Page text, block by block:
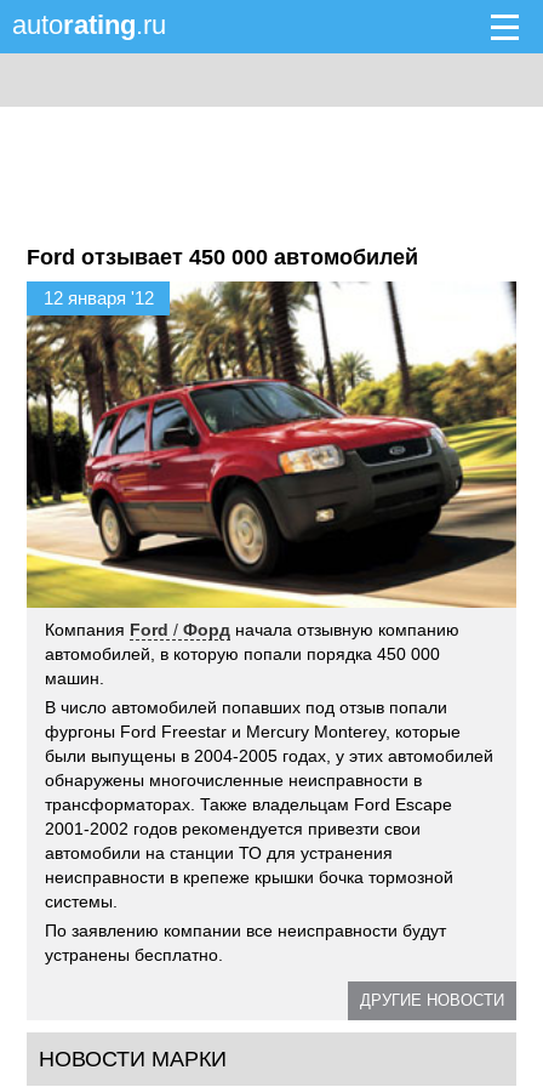
autorating.ru
Ford отзывает 450 000 автомобилей
12 января '12
Компания Ford /Форд начала отзывную компанию
автомобилей, в которую попали порядка 450 000
машин.
В число автомобилей попавших под отзыв попали
фургоны Ford Freestar и Mercury Monterey, которые
были выпущены в 2004-2005 годах, у этих автомобилей
обнаружены многочисленные неисправности в
трансформаторах. Также владельцам Ford Escape
2001-2002 годов рекомендуется привезти свои
автомобили на станции ТО для устранения
неисправности в крепеже крышки бочка тормозной
системы.
По заявлению компании все неисправности будут
устранены бесплатно.
ДРУГИЕ НОВОСТИ
НОВОСТИ МАРКИ